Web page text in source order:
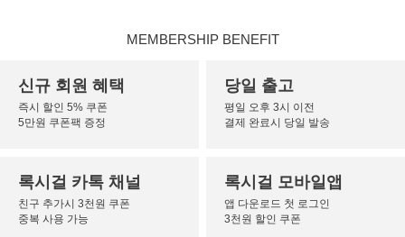
MEMBERSHIP BENEFIT
신규 회원 혜택
즉시 할인 5% 쿠폰
5만원 쿠폰팩 증정
당일 출고
평일 오후 3시 이전
결제 완료시 당일 발송
록시걸 카톡 채널
친구 추가시 3천원 쿠폰
중복 사용 가능
록시걸 모바일앱
앱 다운로드 첫 로그인
3천원 할인 쿠폰